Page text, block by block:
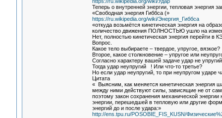
Теперь о внутренней энергии, тепловая энергия
«Свободная энергия Гиббса (»
https://ru.wikipedia.org/wiki/Энергия_Гиббса
«откуда возьмётся кинетическая энергия на
количество движения ПОЛНОСТЬЮ ушло на
Нет, полностью кинетическая энергия перейти
Вопрос.
Какое тело выбираете – твердое, упругое, вязкое?
Второе, какое столкновение – упругое или
Согласно характеру вашей задаче удар не
Тогда удар неупругий ! Или что-то третье?
Но если удар неупругий, то при неупругом ударе
Цитата
« Выясним, как меняется кинетическая энергия
между ними действуют силы, зависящие не от
поэтому закон сохранения механической
энергии, перешедшей в тепловую или другие
энергий до и после удара:»
http://ens.tpu.ru/POSOBIE_FIS_KUSN/